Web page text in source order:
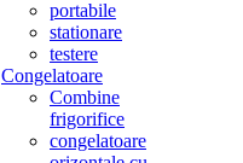
portabile
stationare
testere
Congelatoare
Combine
frigorifice
congelatoare